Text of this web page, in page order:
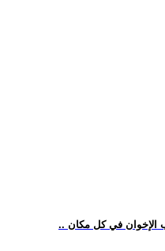
الإخوان في كل مكان